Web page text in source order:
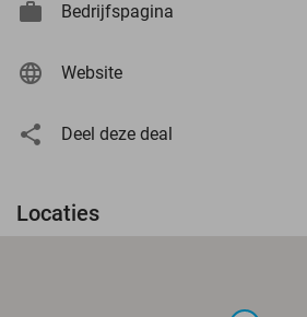
Bedrijfspagina
Website
Deel deze deal
Locaties